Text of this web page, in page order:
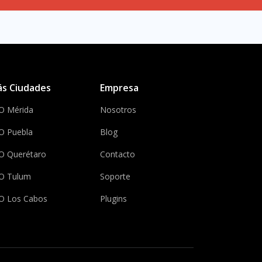
Ciudades
Mérida
Puebla
Querétaro
Tulum
Los Cabos
Empresa
Nosotros
Blog
Contacto
Soporte
Plugins